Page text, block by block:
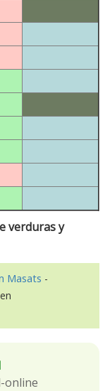
verduras y
Masats -
online